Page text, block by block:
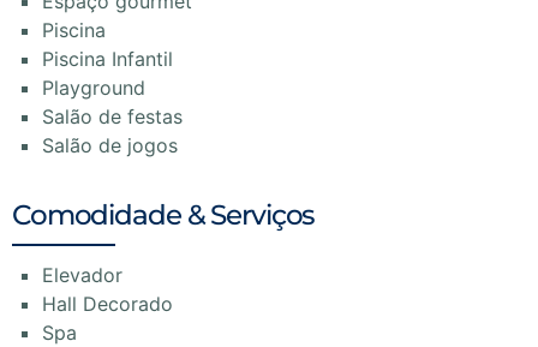
Piscina
Piscina Infantil
Playground
Salão de festas
Salão de jogos
Comodidade & Serviços
Elevador
Hall Decorado
Spa